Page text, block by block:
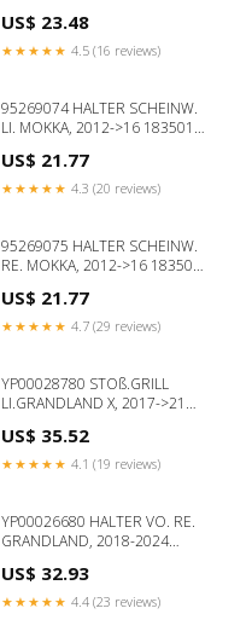
US$ 23.48
★★★★★ 4.5 (16 reviews)
95269074 HALTER SCHEINW.
LI. MOKKA, 2012->16 1835013
US$ 21.77
★★★★★ 4.3 (20 reviews)
95269075 HALTER SCHEINW.
RE. MOKKA, 2012->16 1835012
US$ 21.77
★★★★★ 4.7 (29 reviews)
YP00028780 STOß.GRILL
LI.GRANDLAND X, 2017->21
US$ 35.52
★★★★★ 4.1 (19 reviews)
YP00026680 HALTER VO. RE.
GRANDLAND, 2018-2024
US$ 32.93
★★★★★ 4.4 (23 reviews)